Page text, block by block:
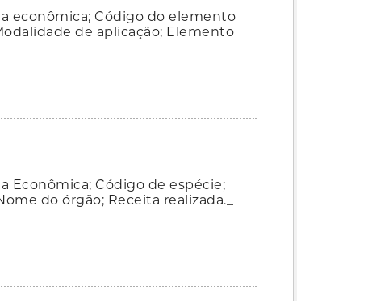
econômica; Código do elemento
de aplicação; Elemento
Econômica; Código de espécie;
do órgão; Receita realizada._